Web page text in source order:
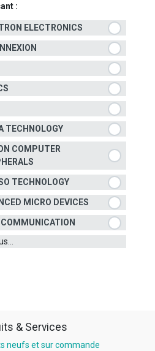
:
ELECTRONICS
TECHNOLOGY
COMPUTER
TECHNOLOGY
MICRO DEVICES
& Services
neufs et sur commande